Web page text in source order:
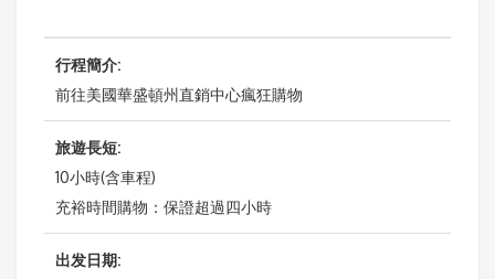
行程簡介:
前往美國華盛頓州直銷中心瘋狂購物
旅遊長短:
10小時(含車程)
充裕時間購物：保證超過四小時
出发日期: